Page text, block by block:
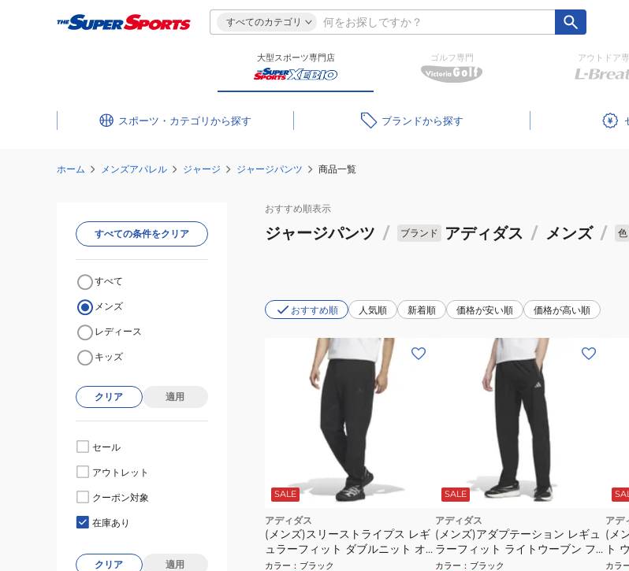
すべてのカテゴリ
大型スポーツ専門店 ゴルフ専門 アウトドア
スポーツ・カテゴリ ブランド
ホーム メンズアパレル ジャージ ジャージパンツ 商品一覧
おすすめ順表示
ジャージパンツ / ブランド アディダス / メンズ / 色
おすすめ順 人気順 新着順 価格が安い順 価格が高い順
SALE
アディダス
(メンズ)スリーストライプス レギ
ュラーフィット ダブルニット オ
ープンヘム トラックパンツ
カラー ： ブラック
SALE
アディダス
(メンズ)アダプテーション レギュ
ラーフィット ライトウーブン フ
ルレングス オープンヘム トラッ
カラー ： ブラック
アデ
(メ
ト
カラ
すべての条件をクリア
すべて
メンズ
レディース
キッズ
クリア 適用
セール
アウトレット
クーポン対象
在庫あり
クリア 適用